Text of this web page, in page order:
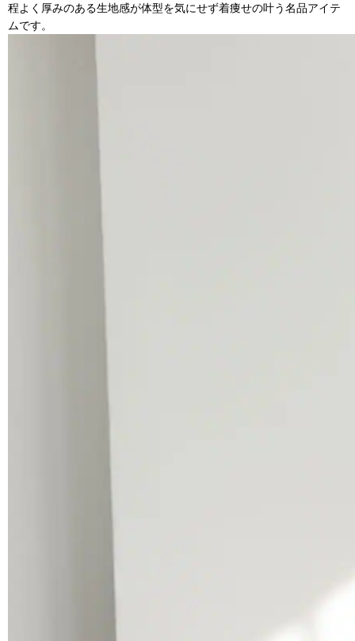
程よく厚みのある生地感が体型を気にせず着痩せの叶う名品アイテ
ムです。